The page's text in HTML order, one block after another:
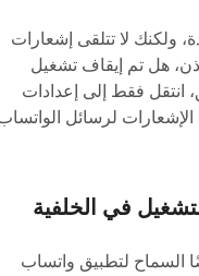
ولكنك لا تتلقى إشعارات
هل تم إيقاف تشغيل
انتقل فقط إلى إعدادات
الإشعارات لرسائل
السماح لتطبيق واتساب